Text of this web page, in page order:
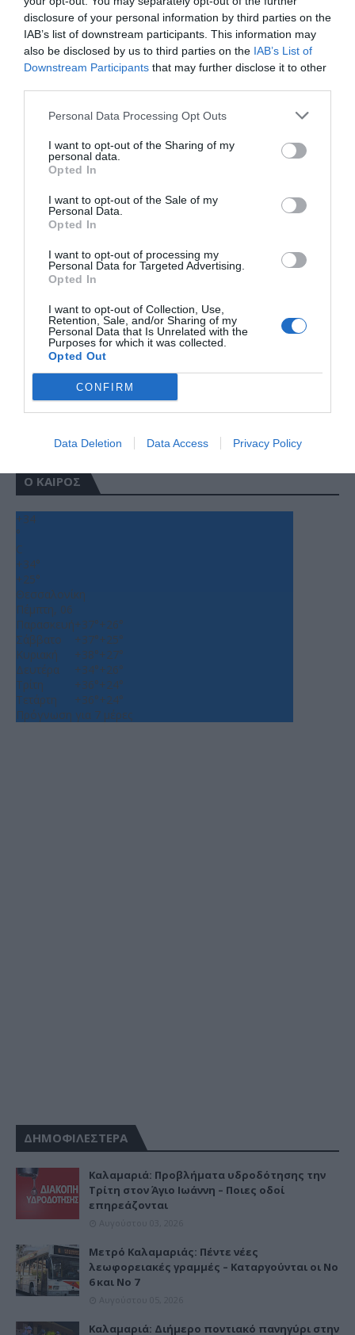
disclosure of your personal information by third parties on the
IAB’s list of downstream participants. This information may
also be disclosed by us to third parties on the IAB’s List of
Downstream Participants that may further disclose it to other
Personal Data Processing Opt Outs
I want to opt-out of the Sharing of my
personal data.
Opted In
I want to opt-out of the Sale of my
Personal Data.
Opted In
I want to opt-out of processing my
Personal Data for Targeted Advertising.
Opted In
I want to opt-out of Collection, Use,
Retention, Sale, and/or Sharing of my
Personal Data that Is Unrelated with the
Purposes for which it was collected.
Opted Out
CONFIRM
Data Deletion Data Access Privacy Policy
Ο ΚΑΙΡΟΣ
+34
°
C
+34°
+25°
Θεσσαλονίκη
Πέμπτη, 06
Παρασκευή+37°+26°
Σάββατο
+37°+25°
Κυριακή
+38°+27°
Δευτέρα
+34°+26°
Τρίτη
+36°+24°
Τετάρτη
+36°+24°
Πρόγνωση για 7 μέρες
ΔΗΜΟΦΙΛΕΣΤΕΡΑ
Καλαμαριά: Προβλήματα υδροδότησης την
Τρίτη στον Άγιο Ιωάννη – Ποιες οδοί
επηρεάζονται
Μετρό Καλαμαριάς: Πέντε νέες
λεωφορειακές γραμμές – Καταργούνται οι Νο
6 και Νο 7
Καλαμαριά: Διήμερο ποντιακό πανηγύρι στην